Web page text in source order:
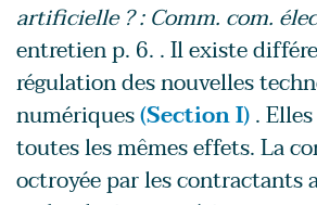
artificielle ? : Comm. com.
entretien p. 6. . Il existe
régulation des nouvelles
numériques(Section I).
toutes les mêmes effets. La
octroyée par les contractants